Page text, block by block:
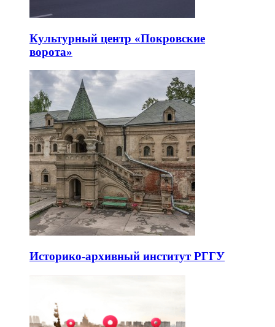
Культурный центр «Покровские
ворота»
Историко-архивный институт РГГУ